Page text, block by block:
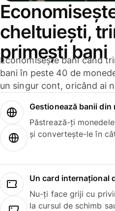
cheltuiești,
primești bani
Economisește bani când
bani în peste 40 de
un singur cont, oricând ai
Gestionează banii din
Păstrează-ți
și convertește-le în
Un card internațional
Nu-ți face griji cu
la cursul de schimb